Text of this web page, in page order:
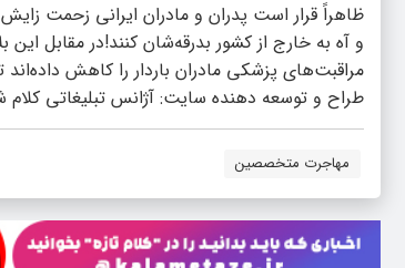
ظاهراً قرار است پدران و مادران ایرانی زحمت
و آه به خارج از کشور بدرقه‌شان کنند!در مقابل
مراقبت‌های پزشکی مادران باردار را کاهش
طراح و توسعه دهنده سایت:آژانس تبلیغاتی کلام
مهاجرت متخصصین